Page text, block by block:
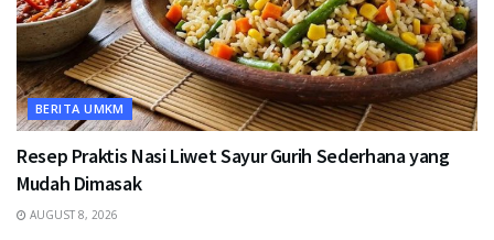
BERITA UMKM
Resep Praktis Nasi Liwet Sayur Gurih Sederhana yang
Mudah Dimasak
AUGUST 8, 2026